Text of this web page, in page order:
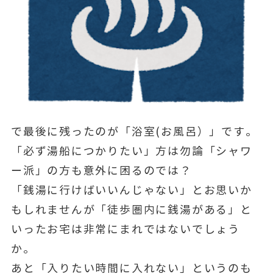
で最後に残ったのが「浴室(お風呂）」です。
「必ず湯船につかりたい」方は勿論「シャワ
ー派」の方も意外に困るのでは？
「銭湯に行けばいいんじゃない」とお思いか
もしれませんが「徒歩圏内に銭湯がある」と
いったお宅は非常にまれではないでしょう
か。
あと「入りたい時間に入れない」というのも